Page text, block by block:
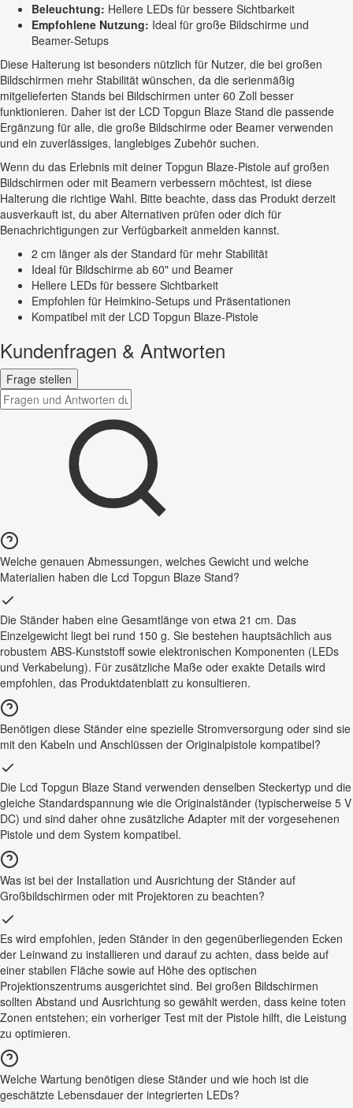
Beleuchtung: Hellere LEDs für bessere Sichtbarkeit
Empfohlene Nutzung: Ideal für große Bildschirme und
Beamer-Setups
Diese Halterung ist besonders nützlich für Nutzer, die bei großen
Bildschirmen mehr Stabilität wünschen, da die serienmäßig
mitgelieferten Stands bei Bildschirmen unter 60 Zoll besser
funktionieren. Daher ist der LCD Topgun Blaze Stand die passende
Ergänzung für alle, die große Bildschirme oder Beamer verwenden
und ein zuverlässiges, langlebiges Zubehör suchen.
Wenn du das Erlebnis mit deiner Topgun Blaze-Pistole auf großen
Bildschirmen oder mit Beamern verbessern möchtest, ist diese
Halterung die richtige Wahl. Bitte beachte, dass das Produkt derzeit
ausverkauft ist, du aber Alternativen prüfen oder dich für
Benachrichtigungen zur Verfügbarkeit anmelden kannst.
2 cm länger als der Standard für mehr Stabilität
Ideal für Bildschirme ab 60" und Beamer
Hellere LEDs für bessere Sichtbarkeit
Empfohlen für Heimkino-Setups und Präsentationen
Kompatibel mit der LCD Topgun Blaze-Pistole
Kundenfragen & Antworten
Frage stellen
Welche genauen Abmessungen, welches Gewicht und welche
Materialien haben die Lcd Topgun Blaze Stand?
Die Ständer haben eine Gesamtlänge von etwa 21 cm. Das
Einzelgewicht liegt bei rund 150 g. Sie bestehen hauptsächlich aus
robustem ABS-Kunststoff sowie elektronischen Komponenten (LEDs
und Verkabelung). Für zusätzliche Maße oder exakte Details wird
empfohlen, das Produktdatenblatt zu konsultieren.
Benötigen diese Ständer eine spezielle Stromversorgung oder sind sie
mit den Kabeln und Anschlüssen der Originalpistole kompatibel?
Die Lcd Topgun Blaze Stand verwenden denselben Steckertyp und die
gleiche Standardspannung wie die Originalständer (typischerweise 5 V
DC) und sind daher ohne zusätzliche Adapter mit der vorgesehenen
Pistole und dem System kompatibel.
Was ist bei der Installation und Ausrichtung der Ständer auf
Großbildschirmen oder mit Projektoren zu beachten?
Es wird empfohlen, jeden Ständer in den gegenüberliegenden Ecken
der Leinwand zu installieren und darauf zu achten, dass beide auf
einer stabilen Fläche sowie auf Höhe des optischen
Projektionszentrums ausgerichtet sind. Bei großen Bildschirmen
sollten Abstand und Ausrichtung so gewählt werden, dass keine toten
Zonen entstehen; ein vorheriger Test mit der Pistole hilft, die Leistung
zu optimieren.
Welche Wartung benötigen diese Ständer und wie hoch ist die
geschätzte Lebensdauer der integrierten LEDs?